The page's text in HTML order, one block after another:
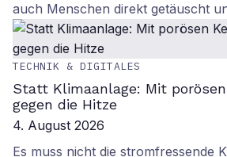
auch Menschen direkt getäuscht
TECHNIK & DIGITALES
Statt Klimaanlage: Mit
gegen die Hitze
4. August 2026
Es muss nicht die stromfressende